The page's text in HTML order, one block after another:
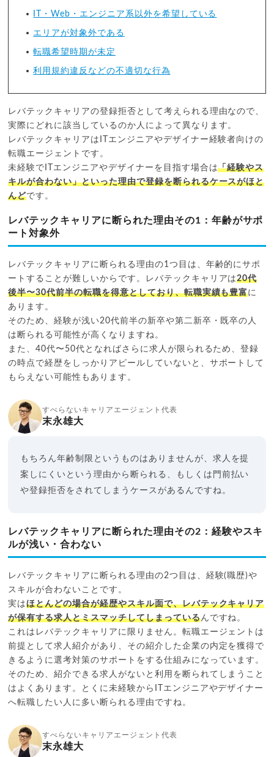
IT・Web・エンジニア系以外を希望している
エリアが対象外である
転職希望時期が未定
利用規約違反などの不適切な行為
レバテックキャリアの登録拒否として考えられる理由なので、
実際にどれに該当しているのか人によって異なります。
レバテックキャリアはITエンジニアやデザイナー経験者向けの
転職エージェントです。
未経験でITエンジニアやデザイナーを目指す場合は「経験やス
キルが合わない」といった理由で登録を断られるケースがほと
んどです。
レバテックキャリアに断られた理由その1：年齢がサポ
ート対象外
レバテックキャリアに断られる理由の1つ目は、年齢的にサポ
ートすることが難しいからです。レバテックキャリアは20代
後半〜30代前半の転職を得意としており、転職実績も豊富に
あります。
そのため、経験が浅い20代前半の新卒や第二新卒・既卒の人
は断られる可能性が高くなりますね。
また、40代〜50代となればさらに求人が限られるため、登録
の時点で経歴をしっかりアピールしていないと、サポートして
もらえない可能性もあります。
すべらないキャリアエージェント代表
末永雄大
もちろん年齢制限というものはありませんが、求人を提
案しにくいという理由から断られる、もしくは門前払い
や登録拒否をされてしまうケースがあるんですね。
レバテックキャリアに断られた理由その2：経験やスキ
ルが浅い・合わない
レバテックキャリアに断られる理由の2つ目は、経験(職歴)や
スキルが合わないことです。
実はほとんどの場合が経歴やスキル面で、レバテックキャリア
が保有する求人とミスマッチしてしまっているんですね。
これはレバテックキャリアに限りません。転職エージェントは
前提として求人紹介があり、その紹介した企業の内定を獲得で
きるように選考対策のサポートをする仕組みになっています。
そのため、紹介できる求人がないと利用を断られてしまうこと
はよくあります。とくに未経験からITエンジニアやデザイナー
へ転職したい人に多い断られる理由ですね。
すべらないキャリアエージェント代表
末永雄大